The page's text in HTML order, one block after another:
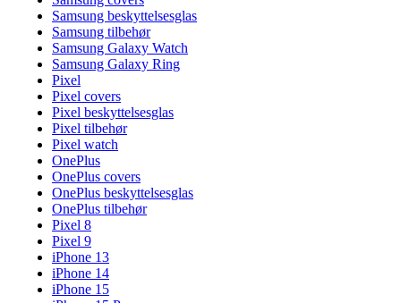
Samsung beskyttelsesglas
Samsung tilbehør
Samsung Galaxy Watch
Samsung Galaxy Ring
Pixel
Pixel covers
Pixel beskyttelsesglas
Pixel tilbehør
Pixel watch
OnePlus
OnePlus covers
OnePlus beskyttelsesglas
OnePlus tilbehør
Pixel 8
Pixel 9
iPhone 13
iPhone 14
iPhone 15